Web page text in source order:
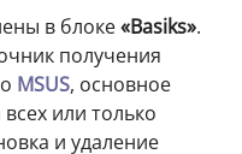
в блоке«Basiks».
получения
MSUS, основное
или только
и удаление